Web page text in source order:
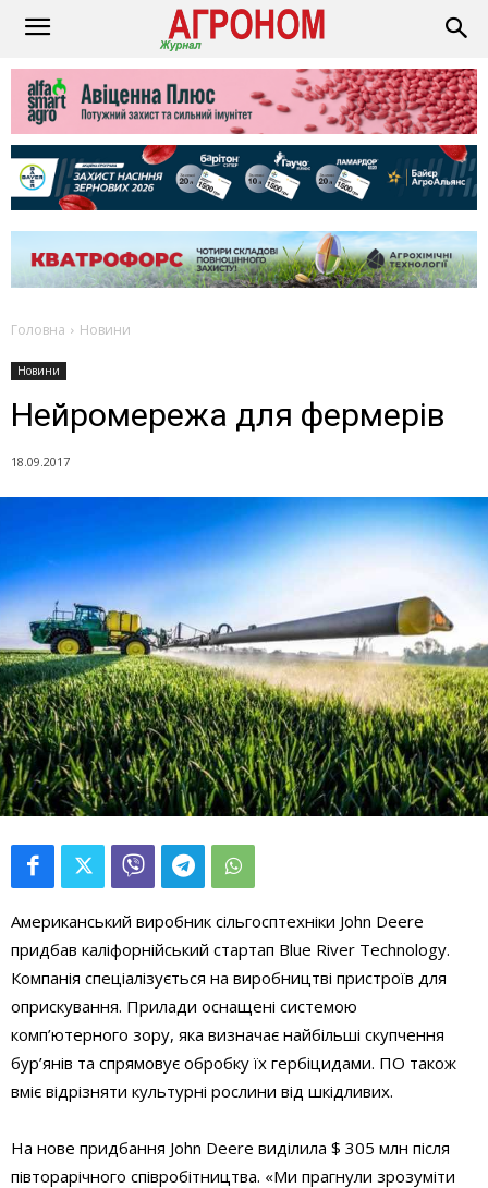
Головна Новини
Новини
Нейромережа для фермерів
18.09.2017
Американський виробник сільгосптехніки John Deere
придбав каліфорнійський стартап Blue River Technology.
Компанія спеціалізується на виробництві пристроїв для
оприскування. Прилади оснащені системою
комп’ютерного зору, яка визначає найбільші скупчення
бур’янів та спрямовує обробку їх гербіцидами. ПО також
вміє відрізняти культурні рослини від шкідливих.
На нове придбання John Deere виділила $ 305 млн після
півторарічного співробітництва. «Ми прагнули зрозуміти